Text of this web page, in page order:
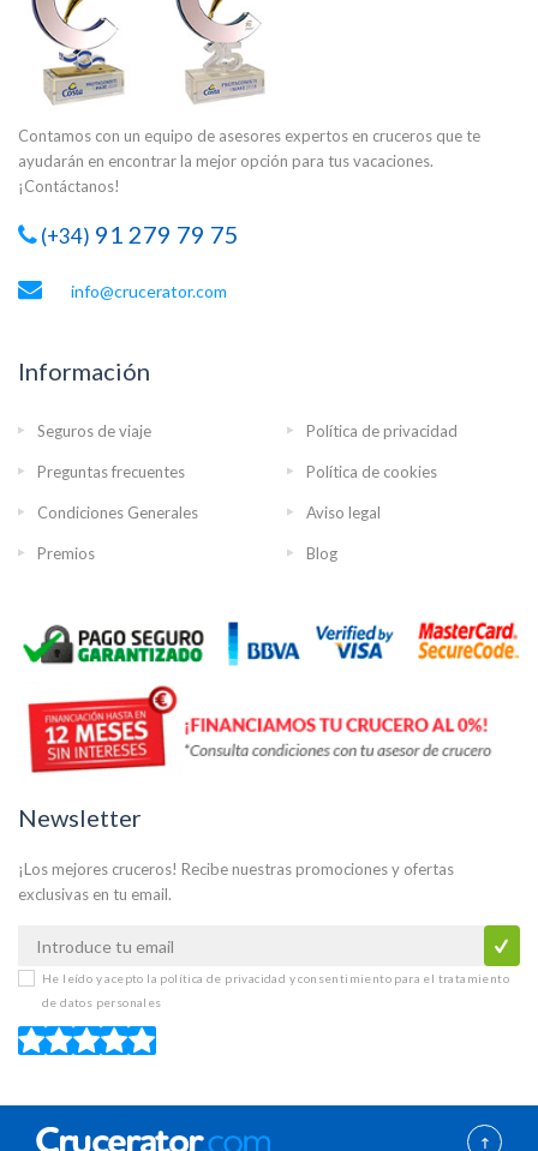
Contamos con un equipo de asesores expertos en cruceros que te
ayudarán en encontrar la mejor opción para tus vacaciones.
¡Contáctanos!
(+34) 91 279 79 75
info@crucerator.com
Información
Seguros de viaje Política de privacidad
Preguntas frecuentes Política de cookies
Condiciones Generales Aviso legal
Premios Blog
Newsletter
¡Los mejores cruceros! Recibe nuestras promociones y ofertas
exclusivas en tu email.
He leído y acepto la política de privacidad y consentimiento para el tratamiento
de datos personales